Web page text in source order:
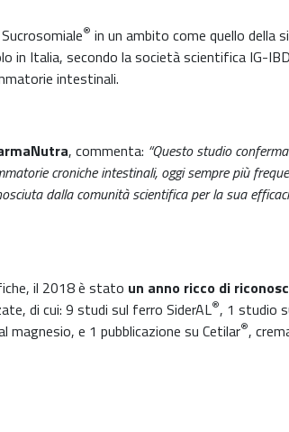
® in un ambito come quello della
in Italia, secondo la società scientifica IG-
intestinali.
, commenta: “Questo studio
croniche intestinali, oggi sempre più
dalla comunità scientifica per la sua
il 2018 è stato un anno ricco di
di cui: 9 studi sul ferro SiderAL®, 1 studio
magnesio, e 1 pubblicazione su Cetilar®,